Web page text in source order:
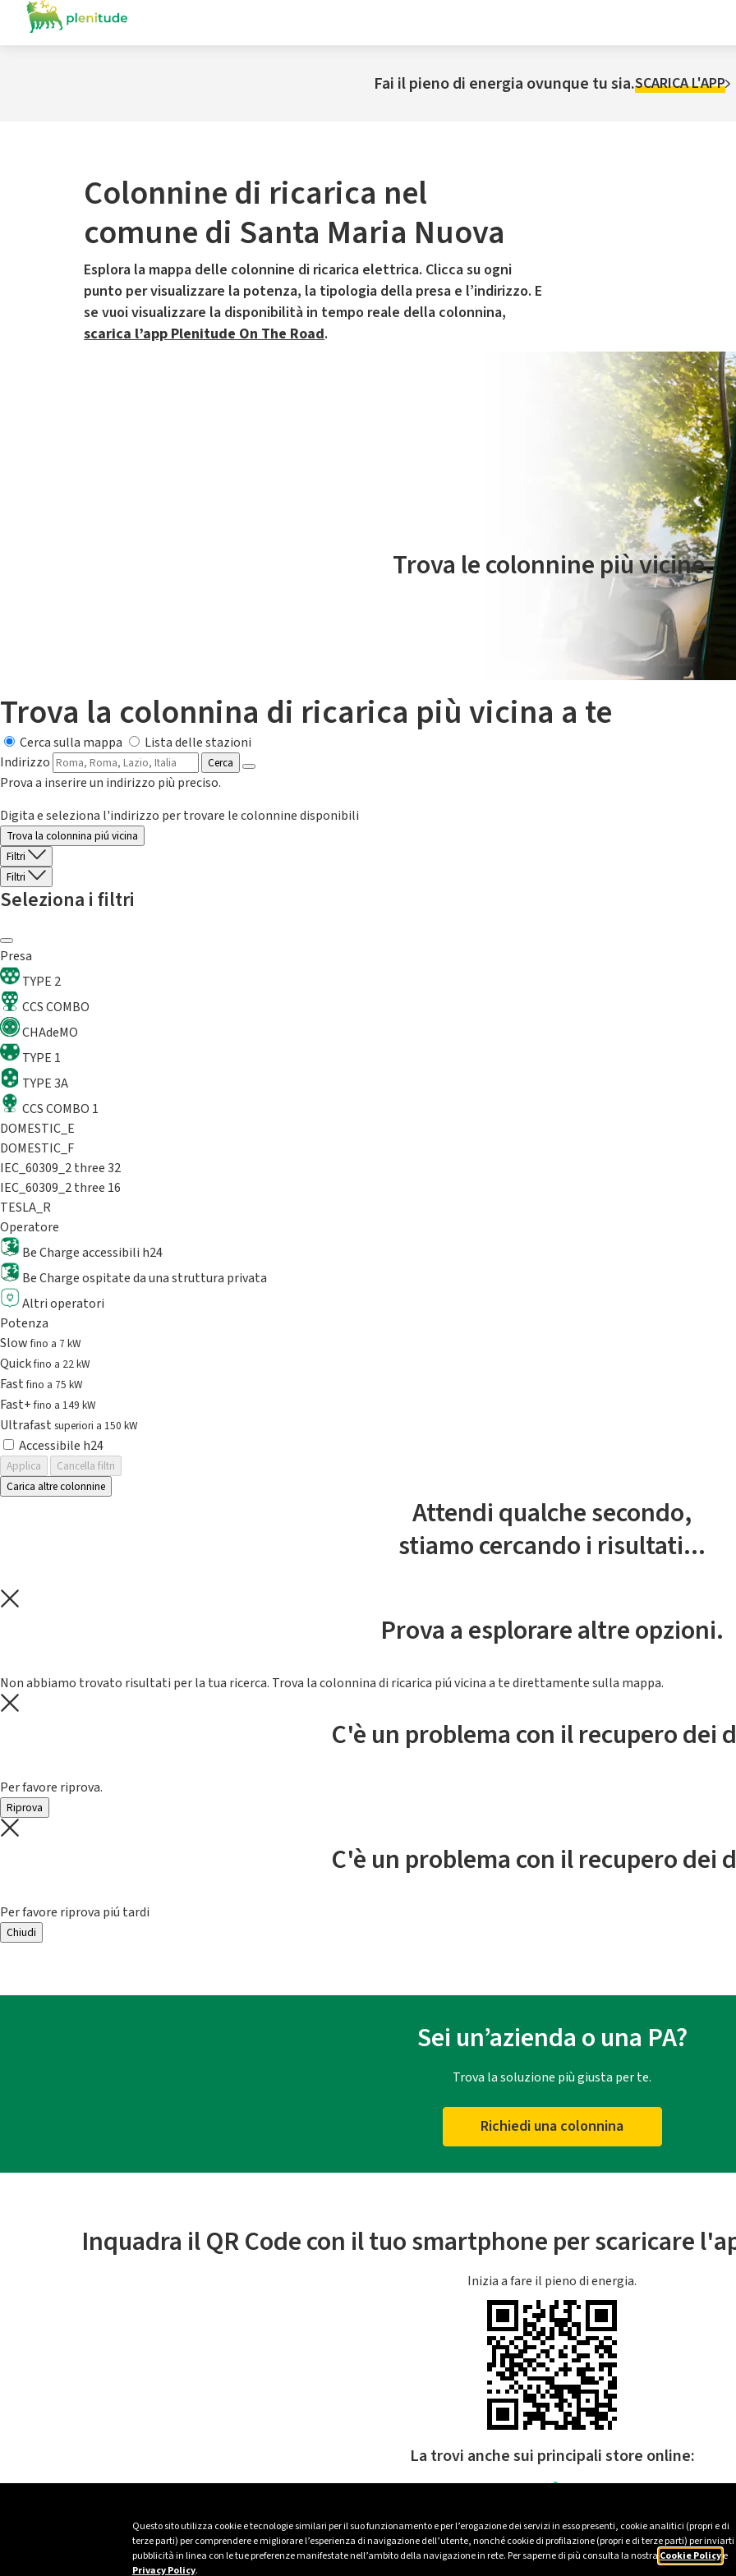
Questo sito utilizza cookie e tecnologie similari per il suo funzionamento e per l’erogazione dei servizi in esso presenti, cookie analitici (propri e di
terze parti) per comprendere e migliorare l’esperienza di navigazione dell’utente, nonché cookie di profilazione (propri e di terze parti) per inviarti
pubblicità in linea con le tue preferenze manifestate nell’ambito della navigazione in rete. Per saperne di più consulta la nostra Cookie Policye
Privacy Policy.
Fai il pieno di energia ovunque tu sia.SCARICA L'APP
Colonnine di ricarica nel
comune di Santa Maria Nuova
Esplora la mappa delle colonnine di ricarica elettrica. Clicca su ogni
punto per visualizzare la potenza, la tipologia della presa e l’indirizzo. E
se vuoi visualizzare la disponibilità in tempo reale della colonnina,
scarica l’app Plenitude On The Road.
Il servizio di mobilità elettrica è gestito da Plenitude On The Road
Trova le colonnine più vicine.
Trova la colonnina di ricarica più vicina a te
Cerca sulla mappa
Lista delle stazioni
Indirizzo
Cerca
Prova a inserire un indirizzo più preciso.
Digita e seleziona l'indirizzo per trovare le colonnine disponibili
Trova la colonnina piú vicina
Filtri
Filtri
Seleziona i filtri
Presa
TYPE 2
CCS COMBO
CHAdeMO
TYPE 1
TYPE 3A
CCS COMBO 1
DOMESTIC_E
DOMESTIC_F
IEC_60309_2 three 32
IEC_60309_2 three 16
TESLA_R
Operatore
Be Charge accessibili h24
Be Charge ospitate da una struttura privata
Altri operatori
Potenza
Slowfino a 7 kW
Quickfino a 22 kW
Fastfino a 75 kW
Fast+fino a 149 kW
Ultrafast superiori a 150 kW
Accessibile h24
Applica
Cancella filtri
Carica altre colonnine
Attendi qualche secondo,
stiamo cercando i risultati...
Prova a esplorare altre opzioni.
Non abbiamo trovato risultati per la tua ricerca. Trova la colonnina di ricarica piú vicina a te direttamente sulla mappa.
C'è un problema con il recupero dei
Per favore riprova.
Riprova
C'è un problema con il recupero dei
Per favore riprova piú tardi
Chiudi
Sei un’azienda o una PA?
Trova la soluzione più giusta per te.
Richiedi una colonnina
Inquadra il QR Code con il tuo smartphone per scaricare
Inizia a fare il pieno di energia.
La trovi anche sui principali store online: